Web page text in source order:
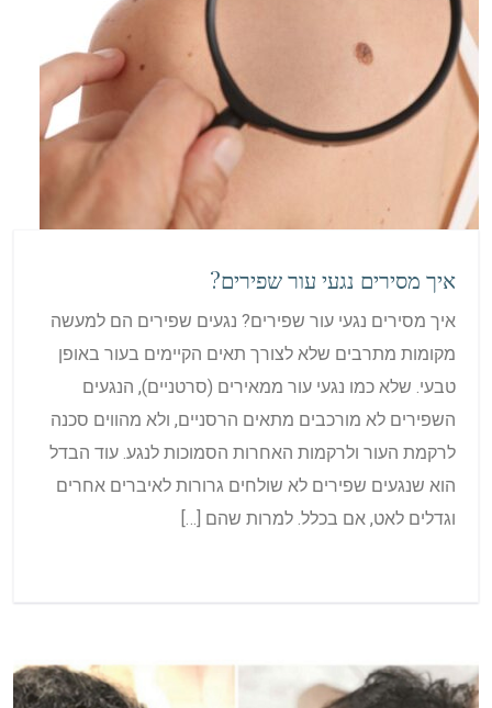
איך מסירים נגעי עור שפירים?
איך מסירים נגעי עור שפירים? נגעים שפירים הם למעשה
מקומות מתרבים שלא לצורך תאים הקיימים בעור באופן
טבעי. שלא כמו נגעי עור ממאירים (סרטניים), הנגעים
השפירים לא מורכבים מתאים הרסניים, ולא מהווים סכנה
לרקמת העור ולרקמות האחרות הסמוכות לנגע. עוד הבדל
הוא שנגעים שפירים לא שולחים גרורות לאיברים אחרים
וגדלים לאט, אם בכלל. למרות שהם […]